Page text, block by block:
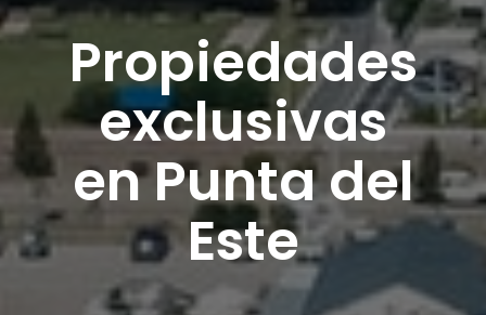
Propiedades
exclusivas
en Punta del
Este